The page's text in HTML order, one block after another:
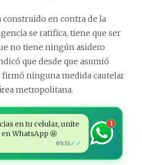
construido en contra de la
se ratifica, tiene que ser
no tiene ningún asidero
que desde que asumió
ninguna medida cautelar
metropolitana.
en tu celular, unite
WhatsApp 🤩
05:31 ✓✓
1